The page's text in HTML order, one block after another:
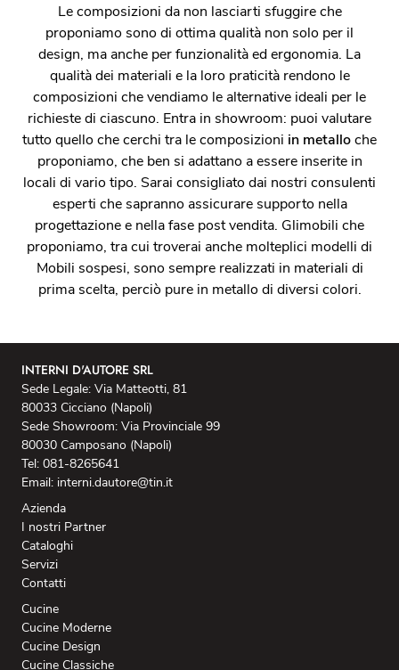
Le composizioni da non lasciarti sfuggire che
proponiamo sono di ottima qualità non solo per il
design, ma anche per funzionalità ed ergonomia. La
qualità dei materiali e la loro praticità rendono le
composizioni che vendiamo le alternative ideali per le
richieste di ciascuno. Entra in showroom: puoi valutare
tutto quello che cerchi tra le composizioni in metalloche
proponiamo, che ben si adattano a essere inserite in
locali di vario tipo. Sarai consigliato dai nostri consulenti
esperti che sapranno assicurare supporto nella
progettazione e nella fase post vendita. Glimobili che
proponiamo, tra cui troverai anche molteplici modelli di
Mobili sospesi, sono sempre realizzati in materiali di
prima scelta, perciò pure in metallo di diversi colori.
INTERNI D'AUTORE SRL
Sede Legale: Via Matteotti, 81
80033 Cicciano (Napoli)
Sede Showroom: Via Provinciale 99
80030 Camposano (Napoli)
Tel: 081-8265641
Email: interni.dautore@tin.it
Azienda
I nostri Partner
Cataloghi
Servizi
Contatti
Cucine
Cucine Moderne
Cucine Design
Cucine Classiche